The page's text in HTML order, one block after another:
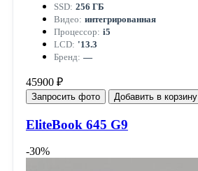
SSD: 256 ГБ
Видео: интегрированная
Процессор: i5
LCD: '13.3
Бренд: —
45900 ₽
Запросить фото Добавить в корзину
EliteBook 645 G9
-30%